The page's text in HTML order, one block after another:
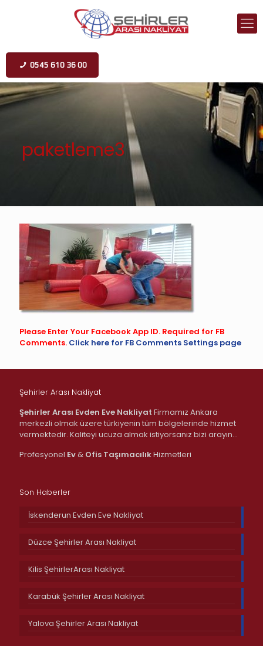
0545 610 36 00
paketleme3
Please Enter Your Facebook App ID. Required for FB
Comments. Click here for FB Comments Settings page
Şehirler Arası Nakliyat
Şehirler Arası Evden Eve Nakliyat Firmamız Ankara
merkezli olmak üzere türkiyenin tüm bölgelerinde hizmet
vermektedir. Kaliteyi ucuza almak istiyorsanız bizi arayın…
Profesyonel Ev& Ofis TaşımacılıkHizmetleri
Son Haberler
İskenderun Evden Eve Nakliyat
Düzce Şehirler Arası Nakliyat
Kilis ŞehirlerArası Nakliyat
Karabük Şehirler Arası Nakliyat
Yalova Şehirler Arası Nakliyat